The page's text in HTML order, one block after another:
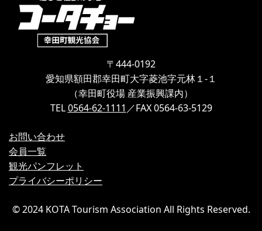
〒444-0192
愛知県額田郡幸田町大字菱池字元林１-１
（幸田町役場 産業振興課内）
TEL0564-62-1111 ／FAX 0564-63-5129
お問い合わせ
会員一覧
観光パンフレット
プライバシーポリシー
© 2024 KOTA Tourism Association All Rights Reserved.